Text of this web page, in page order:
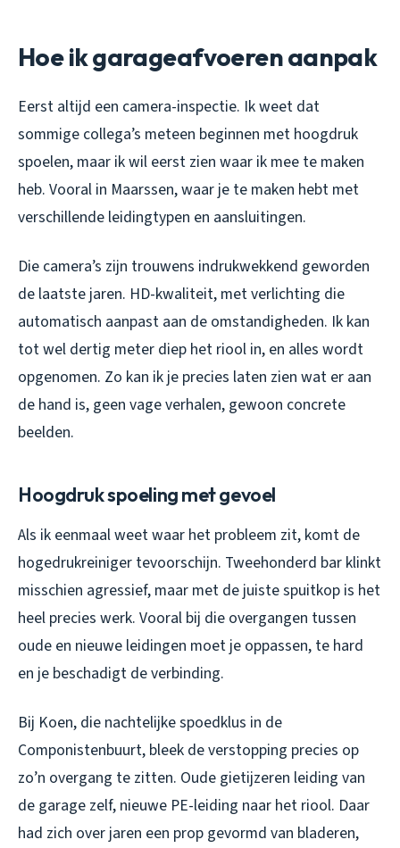
Hoe ik garageafvoeren aanpak
Eerst altijd een camera-inspectie. Ik weet dat
sommige collega’s meteen beginnen met hoogdruk
spoelen, maar ik wil eerst zien waar ik mee te maken
heb. Vooral in Maarssen, waar je te maken hebt met
verschillende leidingtypen en aansluitingen.
Die camera’s zijn trouwens indrukwekkend geworden
de laatste jaren. HD-kwaliteit, met verlichting die
automatisch aanpast aan de omstandigheden. Ik kan
tot wel dertig meter diep het riool in, en alles wordt
opgenomen. Zo kan ik je precies laten zien wat er aan
de hand is, geen vage verhalen, gewoon concrete
beelden.
Hoogdruk spoeling met gevoel
Als ik eenmaal weet waar het probleem zit, komt de
hogedrukreiniger tevoorschijn. Tweehonderd bar klinkt
misschien agressief, maar met de juiste spuitkop is het
heel precies werk. Vooral bij die overgangen tussen
oude en nieuwe leidingen moet je oppassen, te hard
en je beschadigt de verbinding.
Bij Koen, die nachtelijke spoedklus in de
Componistenbuurt, bleek de verstopping precies op
zo’n overgang te zitten. Oude gietijzeren leiding van
de garage zelf, nieuwe PE-leiding naar het riool. Daar
had zich over jaren een prop gevormd van bladeren,